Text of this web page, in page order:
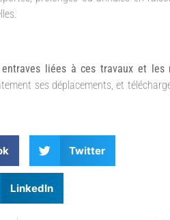
liées à ces travaux et les
ses déplacements, et
Twitter
LinkedIn